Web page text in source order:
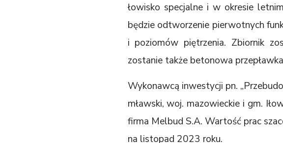
łowisko specjalne i w okresie
będzie odtworzenie pierwotnych
i poziomów piętrzenia. Zbiornik
zostanie także betonowa
Wykonawcą inwestycji pn.
mławski, woj. mazowieckie i gm.
firma Melbud S.A. Wartość prac
na listopad 2023 roku.